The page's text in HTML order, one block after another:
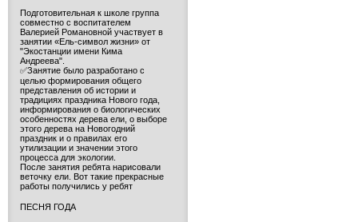
Подготовительная к школе группа
совместно с воспитателем
Валерией Романовной участвует в
занятии «Ель-символ жизни» от
"Экостанции имени Кима
Андреева".
✅Занятие было разработано с
целью формирования общего
представления об истории и
традициях праздника Нового года,
информирования о биологических
особенностях дерева ели, о выборе
этого дерева на Новогодний
праздник и о правилах его
утилизации и значении этого
процесса для экологии.
После занятия ребята нарисовали
веточку ели. Вот такие прекрасные
работы получились у ребят
ПЕСНЯ ГОДА